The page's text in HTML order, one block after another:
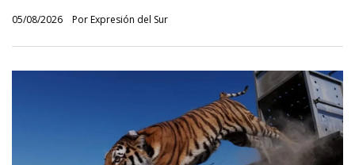
Por Expresión del Sur
05/08/2026